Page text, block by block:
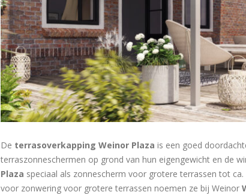
De terrasoverkapping Weinor Plaza is een goed
terraszonneschermen op grond van hun eigengewicht en de
Plaza speciaal als zonnescherm voor grotere terrassen tot
voor zonwering voor grotere terrassen noemen ze bij Weinor